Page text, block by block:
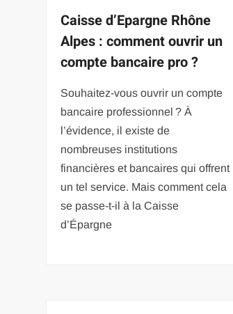
Caisse d’Epargne Rhône
Alpes : comment ouvrir un
compte bancaire pro ?
Souhaitez-vous ouvrir un compte
bancaire professionnel ? À
l’évidence, il existe de
nombreuses institutions
financières et bancaires qui offrent
un tel service. Mais comment cela
se passe-t-il à la Caisse
d’Épargne